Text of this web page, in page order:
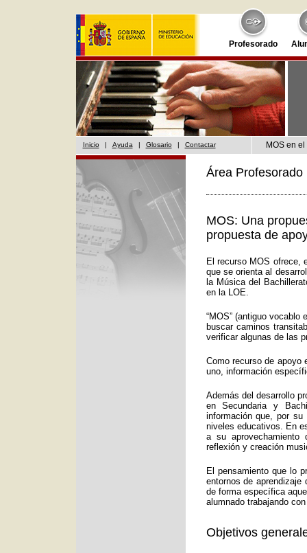
Profesorado
Inicio | Ayuda | Glosario | Contactar MOS en
Área
MOS: Una
propuesta de
El recurso MOS ofrece,
que se orienta al
la Música del
en la LOE.
“MOS” (antiguo
buscar caminos
verificar algunas de las
Como recurso de
uno, información
Además del desarrollo
en Secundaria y
información que, por
niveles educativos. En
a su aprovechamiento
reflexión y creación
El pensamiento que lo
entornos de aprendizaje
de forma específica
alumnado trabajando
Objetivos